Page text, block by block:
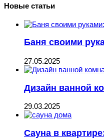
Новые статьи
Баня своими
27.05.2025
Дизайн ванной
29.03.2025
Сауна в